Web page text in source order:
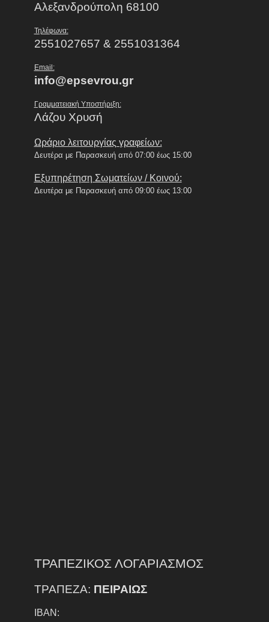
Αλεξανδρούπολη 68100
Τηλέφωνα:
2551027657 & 2551031364
Email:
info@epsevrou.gr
Γραμματειακή Υποστήριξη:
Λάζου Χρυσή
Ωράριο λειτουργίας γραφείων:
Δευτέρα με Παρασκευή από 07:00 έως 15:00
Εξυπηρέτηση Σωματείων / Κοινού:
Δευτέρα με Παρασκευή από 09:00 έως 13:00
ΤΡΑΠΕΖΙΚΟΣ ΛΟΓΑΡΙΑΣΜΟΣ
ΤΡΑΠΕΖΑ: ΠΕΙΡΑΙΩΣ
IBAN: